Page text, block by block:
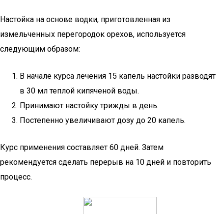
Настойка на основе водки, приготовленная из
измельченных перегородок орехов, используется
следующим образом:
В начале курса лечения 15 капель настойки разводят
в 30 мл теплой кипяченой воды.
Принимают настойку трижды в день.
Постепенно увеличивают дозу до 20 капель.
Курс применения составляет 60 дней. Затем
рекомендуется сделать перерыв на 10 дней и повторить
процесс.